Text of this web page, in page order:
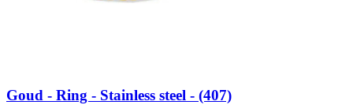
Goud - Ring - Stainless steel - (407)